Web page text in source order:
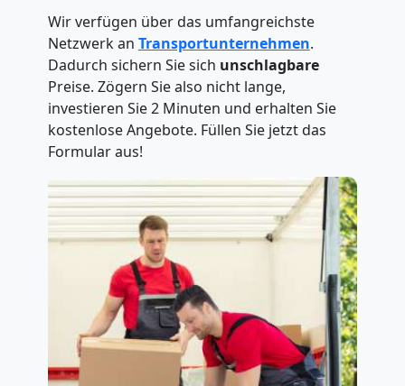
Wir verfügen über das umfangreichste
Netzwerk an Transportunternehmen.
Dadurch sichern Sie sich unschlagbare
Preise. Zögern Sie also nicht lange,
investieren Sie 2 Minuten und erhalten Sie
kostenlose Angebote. Füllen Sie jetzt das
Formular aus!